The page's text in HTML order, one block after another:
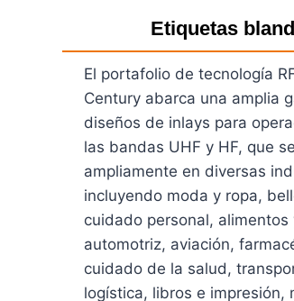
Etiquetas
El portafolio de tecnología
Century abarca una amplia
diseños de inlays para
las bandas UHF y HF, que
ampliamente en diversas
incluyendo moda y ropa,
cuidado personal,
automotriz, aviación,
cuidado de la salud,
logística, libros e impresión,